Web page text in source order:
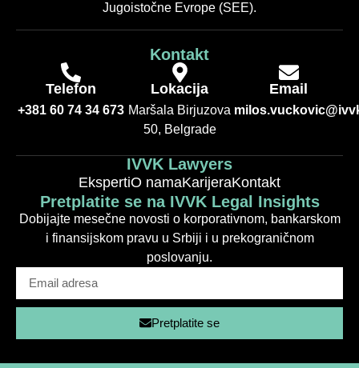
Jugoistočne Evrope (SEE).
Kontakt
Telefon
+381 60 74 34 673
Lokacija
Maršala Birjuzova
50, Belgrade
Email
IVVK Lawyers
EkspertiO namaKarijeraKontakt
Pretplatite se na IVVK Legal Insights
Dobijajte mesečne novosti o korporativnom, bankarskom
i finansijskom pravu u Srbiji i u prekograničnom
poslovanju.
Pretplatite se